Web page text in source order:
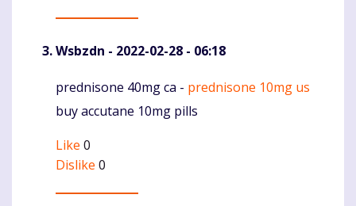
Wsbzdn - 2022-02-28 - 06:18
Komentaras
prednisone 40mg ca - prednisone 10mg us
buy accutane 10mg pills
Like 0
Dislike 0